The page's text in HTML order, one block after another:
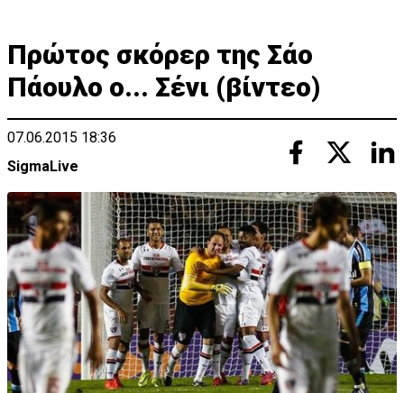
Πρώτος σκόρερ της Σάο
Πάουλο ο... Σένι (βίντεο)
07.06.2015 18:36
SigmaLive